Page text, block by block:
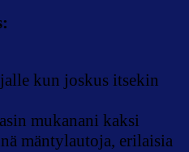
kun joskus itsekin
mukanani kaksi
mäntylautoja, erilaisia